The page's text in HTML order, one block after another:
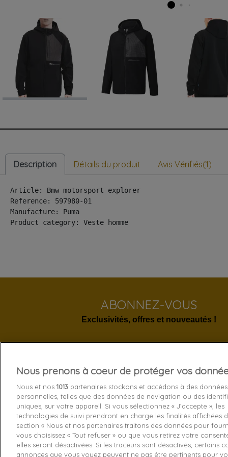
Description Détails du produit Avis Vérifiés(1)
Article: Bmw motorsport explorer
Reference: 597980-01
Manufacture: Puma
Product category: Veste homme
ABONNEZ-VOUS
Exclusivités, offres et nouveautés !
Livraison
Echange
Paiement
Nous prenons à coeur de protéger vos
Nous et nos 1013 partenaires stockons et accédons à des données
personnelles, telles que des données de navigation ou des
uniques, sur votre appareil. Si vous sélectionnez « J’accepte », les
technologies de suivi prendront en charge les finalités affichées
section « Nous et nos partenaires traitons des données pour
vous choisissez « Tout refuser » ou que vous retirez votre
elles seront désactivées. Si les traceurs sont désactivés, certains
annonces que vous voyez peuvent ne pas être pertinents pour